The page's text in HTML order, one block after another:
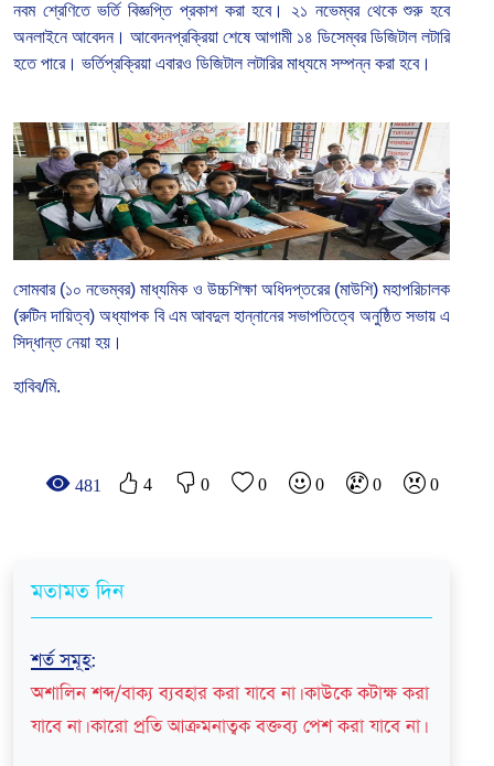
নবম শ্রেণিতে ভর্তি বিজ্ঞপ্তি প্রকাশ করা হবে। ২১ নভেম্বর থেকে শুরু হবে
অনলাইনে আবেদন। আবেদনপ্রক্রিয়া শেষে আগামী ১৪ ডিসেম্বর ডিজিটাল লটারি
হতে পারে। ভর্তিপ্রক্রিয়া এবারও ডিজিটাল লটারির মাধ্যমে সম্পন্ন করা হবে।
সোমবার (১০ নভেম্বর) মাধ্যমিক ও উচ্চশিক্ষা অধিদপ্তরের (মাউশি) মহাপরিচালক
(রুটিন দায়িত্ব) অধ্যাপক বি এম আবদুল হান্নানের সভাপতিত্বে অনুষ্ঠিত সভায় এ
সিদ্ধান্ত নেয়া হয়।
হাবিব/মি.
481 4 0 0 0 0 0
মতামত দিন
শর্ত সমূহ:
অশালিন শব্দ/বাক্য ব্যবহার করা যাবে না। কাউকে কটাক্ষ করা
যাবে না। কারো প্রতি আক্রমনাত্বক বক্তব্য পেশ করা যাবে না।